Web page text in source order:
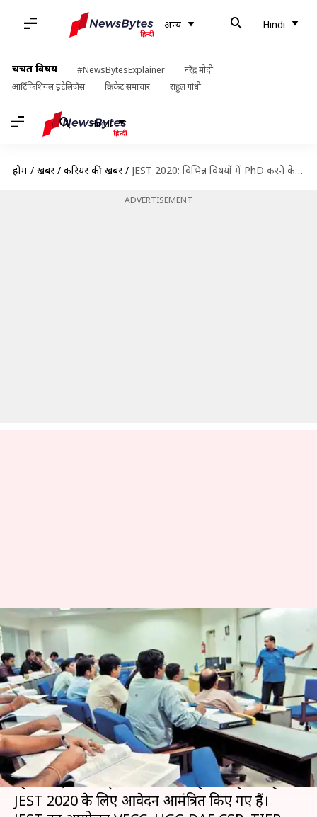
अन्य Hindi
चर्चित विषय #NewsBytesExplainer
नरेंद्र मोदी
आर्टिफिशियल इंटेलिजेंस
क्रिकेट समाचार राहुल गांधी
Hindi
होम / खबरें / करियर की खबरें / JEST 2020: विभिन्न विषयों में PhD करने के लिए करें आवेदन, जानें विवरण
ADVERTISEMENT
JEST 2020: विभिन्न विषयों में PhD
करने के लिए करें आवेदन, जानें
विवरण
लेखन मोना दीक्षित Nov 12, 2019 03:50 pm
क्या है खबर?
जॉइंट एंट्रेंस स्क्रीनिंग टेस्ट (JEST) 2020 का इंतजार कर
रहे उम्मीदवारों का इंतजार अब खत्म हो गया है। जी हां
JEST 2020 के लिए आवेदन आमंत्रित किए गए हैं।